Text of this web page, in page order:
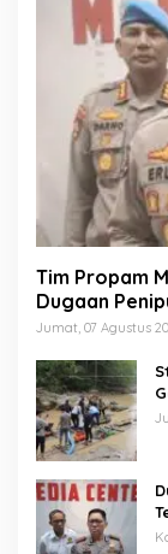
Tim Propam
Dugaan
Jumat, 07 Agustus